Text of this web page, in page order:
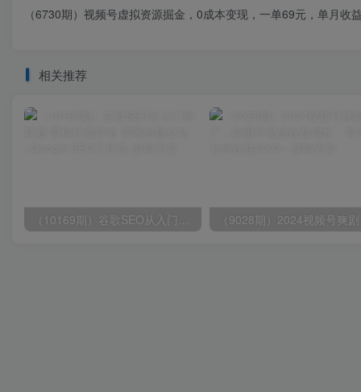
（6730期）视频号虚拟资源掘金，0成本变现，一单69元，单月收
相关推荐
（10169期）谷歌SEO从入门到精通 带你打造排名 清晰的独立站+Google SEO工作流